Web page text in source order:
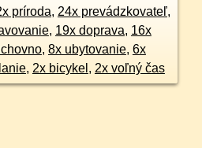
príroda, 24x prevádzkovateľ,
, 19x doprava, 16x
, 8x ubytovanie, 6x
, 2x bicykel , 2x voľný čas